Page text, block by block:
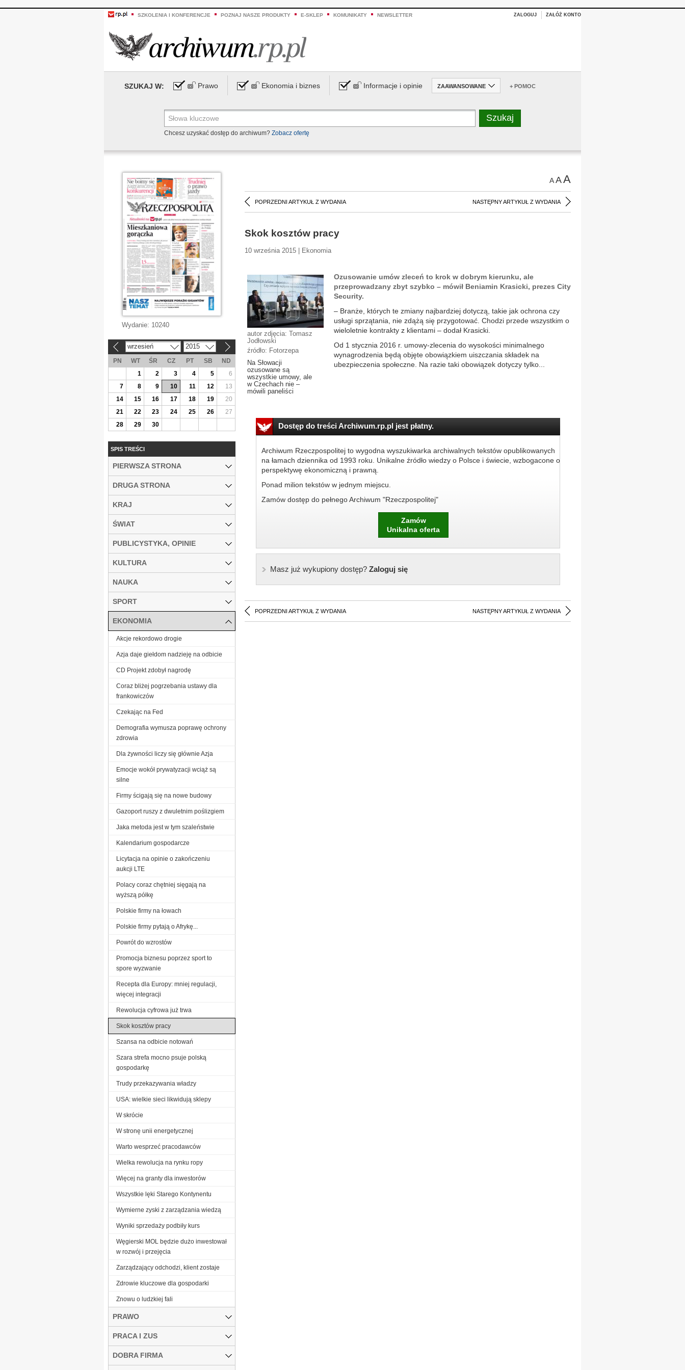
SZKOLENIA I KONFERENCJE POZNAJ NASZE PRODUKTY E-SKLEP KOMUNIKATY NEWSLETTER ZALOGUJ ZAŁÓŻ KONTO
SZUKAJ W: Prawo Ekonomia i biznes Informacje i opinie ZAAWANSOWANE + POMOC
Chcesz uzyskać dostęp do archiwum? Zobacz ofertę
AAA
POPRZEDNI ARTYKUŁ Z WYDANIA NASTĘPNY ARTYKUŁ Z WYDANIA
Skok kosztów pracy
10 września 2015 | Ekonomia
autor zdjęcia: Tomasz
Jodłowski
źródło: Fotorzepa
Na Słowacji
ozusowane są
wszystkie umowy, ale
w Czechach nie –
mówili paneliści
Ozusowanie umów zleceń to krok w dobrym kierunku, ale
przeprowadzany zbyt szybko – mówił Beniamin Krasicki, prezes City
Security.
– Branże, których te zmiany najbardziej dotyczą, takie jak ochrona czy
usługi sprzątania, nie zdążą się przygotować. Chodzi przede wszystkim o
wieloletnie kontrakty z klientami – dodał Krasicki.
Od 1 stycznia 2016 r. umowy-zlecenia do wysokości minimalnego
wynagrodzenia będą objęte obowiązkiem uiszczania składek na
ubezpieczenia społeczne. Na razie taki obowiązek dotyczy tylko...
Dostęp do treści Archiwum.rp.pl jest płatny.
Archiwum Rzeczpospolitej to wygodna wyszukiwarka archiwalnych tekstów opublikowanych
na łamach dziennika od 1993 roku. Unikalne źródło wiedzy o Polsce i świecie, wzbogacone o
perspektywę ekonomiczną i prawną.
Ponad milion tekstów w jednym miejscu.
Zamów dostęp do pełnego Archiwum "Rzeczpospolitej"
Zamów
Unikalna oferta
Masz już wykupiony dostęp?Zaloguj się
POPRZEDNI ARTYKUŁ Z WYDANIA NASTĘPNY ARTYKUŁ Z WYDANIA
Wydanie: 10240
wrzesień 2015
PN WT ŚR CZ PT SB
ND
1
2 3 4 5
6
7
8 9 10 11 12
13
14
15 16 17 18 19
20
21
22 23 24 25 26
27
28
29 30
SPIS TREŚCI
PIERWSZA STRONA
DRUGA STRONA
KRAJ
ŚWIAT
PUBLICYSTYKA, OPINIE
KULTURA
NAUKA
SPORT
EKONOMIA
Akcje rekordowo drogie
Azja daje giełdom nadzieję na odbicie
CD Projekt zdobył nagrodę
Coraz bliżej pogrzebania ustawy dla
frankowiczów
Czekając na Fed
Demografia wymusza poprawę ochrony
zdrowia
Dla żywności liczy się głównie Azja
Emocje wokół prywatyzacji wciąż są
silne
Firmy ścigają się na nowe budowy
Gazoport ruszy z dwuletnim poślizgiem
Jaka metoda jest w tym szaleństwie
Kalendarium gospodarcze
Licytacja na opinie o zakończeniu
aukcji LTE
Polacy coraz chętniej sięgają na
wyższą półkę
Polskie firmy na łowach
Polskie firmy pytają o Afrykę...
Powrót do wzrostów
Promocja biznesu poprzez sport to
spore wyzwanie
Recepta dla Europy: mniej regulacji,
więcej integracji
Rewolucja cyfrowa już trwa
Skok kosztów pracy
Szansa na odbicie notowań
Szara strefa mocno psuje polską
gospodarkę
Trudy przekazywania władzy
USA: wielkie sieci likwidują sklepy
W skrócie
W stronę unii energetycznej
Warto wesprzeć pracodawców
Wielka rewolucja na rynku ropy
Więcej na granty dla inwestorów
Wszystkie lęki Starego Kontynentu
Wymierne zyski z zarządzania wiedzą
Wyniki sprzedaży podbiły kurs
Węgierski MOL będzie dużo inwestował
w rozwój i przejęcia
Zarządzający odchodzi, klient zostaje
Zdrowie kluczowe dla gospodarki
Znowu o ludzkiej fali
PRAWO
PRACA I ZUS
DOBRA FIRMA